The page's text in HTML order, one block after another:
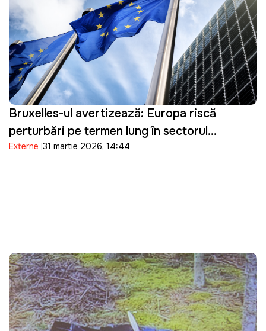
Bruxelles-ul avertizează: Europa riscă
perturbări pe termen lung în sectorul
energetic
Externe 31 martie 2026, 14:44